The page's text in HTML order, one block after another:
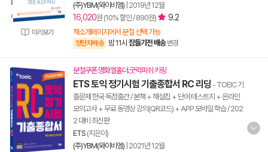
미리보기
(주)YBM(와이비엠) 2019년 12월
16,020원 (10% 할인 / 890원) 9.2
책소개페이지에서 분철 선택 가능
양탄자배송 밤 11시 잠들기전 배송 변경
분철쿠폰.명화엘홀더.굿럭피쉬 키링
ETS 토익 정기시험 기출종합서 RC 리딩 - TOEIC 기
출문제 한국 독점출간 / 본책 + 해설집 + 단어 테스트지 + 온라인
모의고사 + 무료 동영상 강의(QR코드) + APP 모바일 학습 / 202
2 대비 최신판
ETS (지은이)
(주)YBM(와이비엠) 2021년 12월